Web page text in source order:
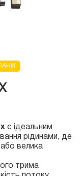
є ідеальним
рідинами, де
велика
трима